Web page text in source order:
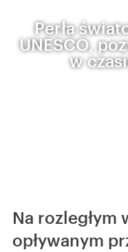
Perła
UNESCO,
w
Na rozległym
opływanym